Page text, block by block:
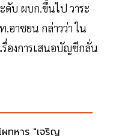
ดับ ผบก.ขึ้นไป วาระ
อาชยน กล่าวว่า ใน
องการเสนอบัญชีกลั่น
ผทหาร "เจริญ